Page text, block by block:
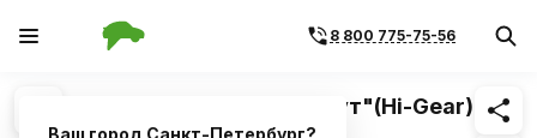
8 800 775-75-56
1/1 Похожие
Промывка двигателя "5 минут"(Hi-Gear)
Ваш город Санкт-Петербург?